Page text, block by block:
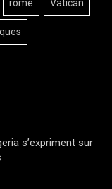
rome Vatican
s’expriment sur